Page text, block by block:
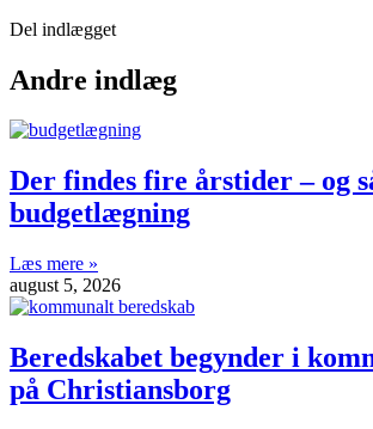
Del indlægget
Andre indlæg
Der findes fire årstider – og
budgetlægning
Læs mere »
august 5, 2026
Beredskabet begynder i
på Christiansborg